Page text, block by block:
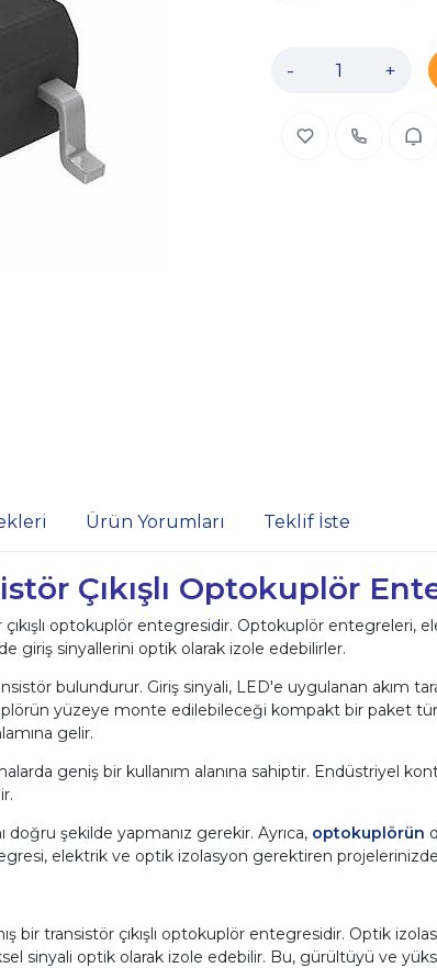
- +
Ürün Yorumları Teklif İste
Çıkışlı Optokuplör
optokuplör entegresidir. Optokuplör entegreleri,
giriş sinyallerini optik olarak izole edebilirler.
bulundurur. Giriş sinyali, LED'e uygulanan akım
yüzeye monte edilebileceği kompakt bir paket
gelir.
geniş bir kullanım alanına sahiptir. Endüstriyel
doğru şekilde yapmanız gerekir. Ayrıca, optokuplörün
elektrik ve optik izolasyon gerektiren
bir transistör çıkışlı optokuplör entegresidir. Optik
sinyali optik olarak izole edebilir. Bu, gürültüyü ve